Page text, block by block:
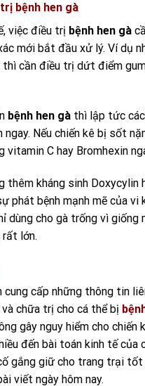
bệnh hen gà
việc điều trị bệnh hen gà
mới bắt đầu xử lý. Ví dụ
thì cần điều trị dứt điểm
bệnh hen gà thì lập tức
ngay. Nếu chiến kê bị sốt
vitamin C hay Bromhexin
thêm kháng sinh Doxycylin
phát bệnh mạnh mẽ của vi
dùng cho gà trống vì giống
lớn.
cung cấp những thông tin
chữa trị cho cá thể bị
gây nguy hiểm cho chiến
đến bài toán kinh tế của
gắng giữ cho trang trại
viết ngày hôm nay.